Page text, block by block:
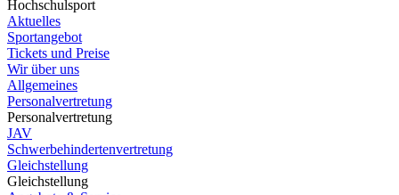
Hochschulsport
Aktuelles
Sportangebot
Tickets und Preise
Wir über uns
Allgemeines
Personalvertretung
Personalvertretung
JAV
Schwerbehindertenvertretung
Gleichstellung
Gleichstellung